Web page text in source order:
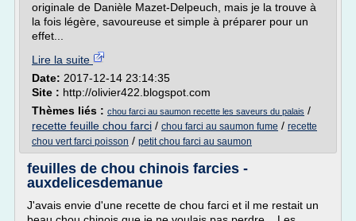
originale de Danièle Mazet-Delpeuch, mais je la trouve à
la fois légère, savoureuse et simple à préparer pour un
effet...
Lire la suite
Date: 2017-12-14 23:14:35
Site : http://olivier422.blogspot.com
Thèmes liés : chou farci au saumon recette les saveurs du palais /
recette feuille chou farci / chou farci au saumon fume / recette
chou vert farci poisson / petit chou farci au saumon
feuilles de chou chinois farcies -
auxdelicesdemanue
J'avais envie d'une recette de chou farci et il me restait un